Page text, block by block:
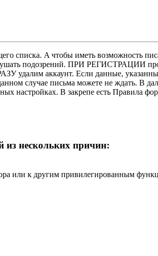
списка. A чтобы иметь возможность
подозрений. ПРИ РЕГИСТРАЦИИ
удалим аккаунт. Если данные,
случае письма можете не ждать. В
настройках. В закрепе есть Правила
из нескольких причин:
или к другим привилегированным